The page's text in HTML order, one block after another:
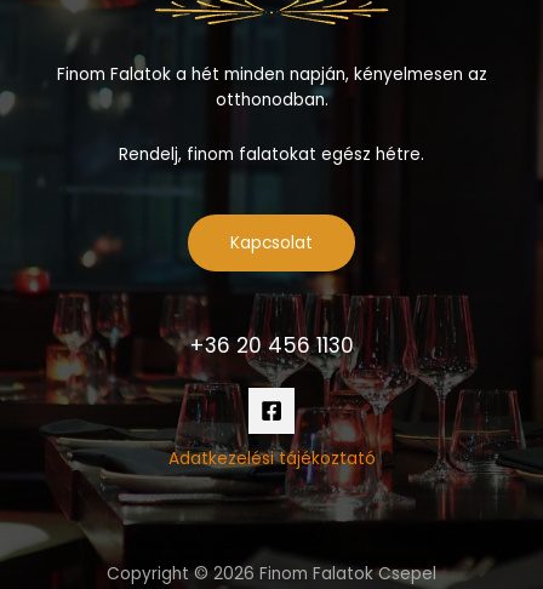
Finom Falatok a hét minden napján, kényelmesen az
otthonodban.
Rendelj, finom falatokat egész hétre.
Kapcsolat
+36 20 456 1130
Adatkezelési tájékoztató
Copyright © 2026 Finom Falatok Csepel